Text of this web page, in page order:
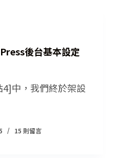
後台基本設定
中，我們終於架設
15 則留言